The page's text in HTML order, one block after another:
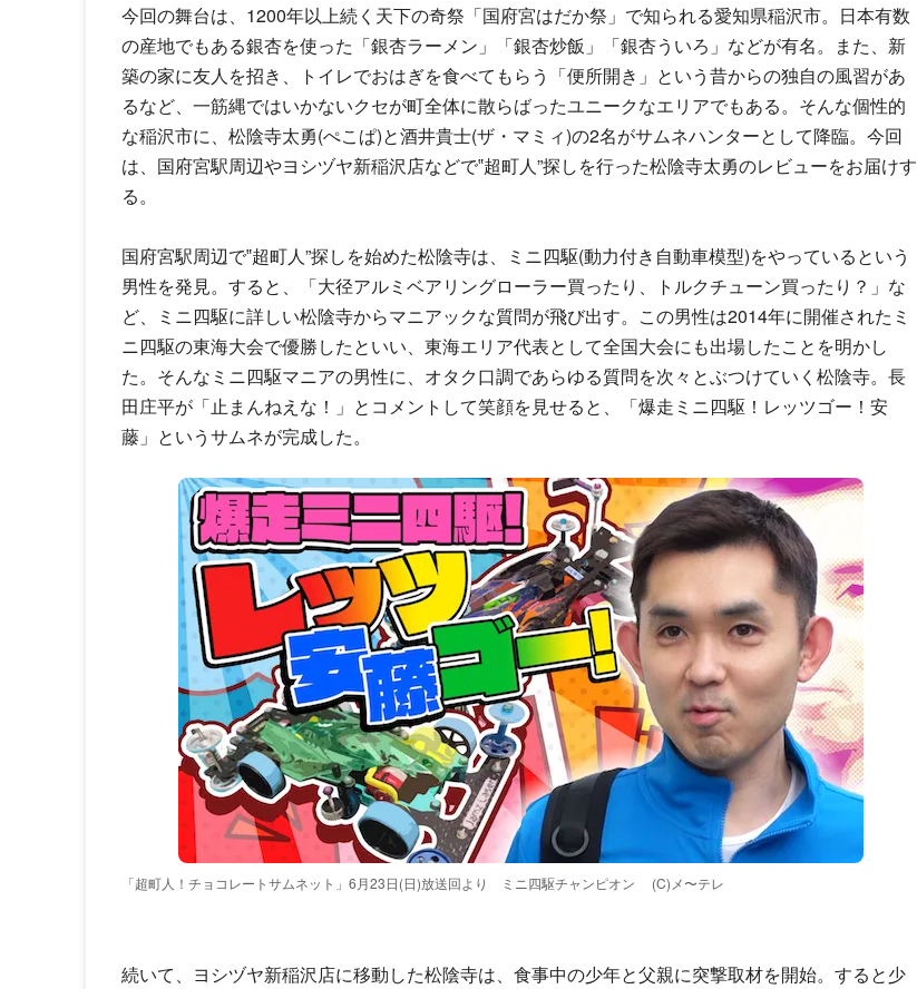
今回の舞台は、1200年以上続く天下の奇祭「国府宮はだか祭」で知られる愛知県稲沢市。日本有数
の産地でもある銀杏を使った「銀杏ラーメン」「銀杏炒飯」「銀杏ういろ」などが有名。また、新
築の家に友人を招き、トイレでおはぎを食べてもらう「便所開き」という昔からの独自の風習があ
るなど、一筋縄ではいかないクセが町全体に散らばったユニークなエリアでもある。そんな個性的
な稲沢市に、松陰寺太勇(ぺこぱ)と酒井貴士(ザ・マミィ)の2名がサムネハンターとして降臨。今回
は、国府宮駅周辺やヨシヅヤ新稲沢店などで‟超町人”探しを行った松陰寺太勇のレビューをお届けす
る。
国府宮駅周辺で‟超町人”探しを始めた松陰寺は、ミニ四駆(動力付き自動車模型)をやっているという
男性を発見。すると、「大径アルミベアリングローラー買ったり、トルクチューン買ったり？」な
ど、ミニ四駆に詳しい松陰寺からマニアックな質問が飛び出す。この男性は2014年に開催されたミ
ニ四駆の東海大会で優勝したといい、東海エリア代表として全国大会にも出場したことを明かし
た。そんなミニ四駆マニアの男性に、オタク口調であらゆる質問を次々とぶつけていく松陰寺。長
田庄平が「止まんねえな！」とコメントして笑顔を見せると、「爆走ミニ四駆！レッツゴー！安
藤」というサムネが完成した。
「超町人！チョコレートサムネット」6月23日(日)放送回より ミニ四駆チャンピオン (C)メ〜テレ
続いて、ヨシヅヤ新稲沢店に移動した松陰寺は、食事中の少年と父親に突撃取材を開始。すると少